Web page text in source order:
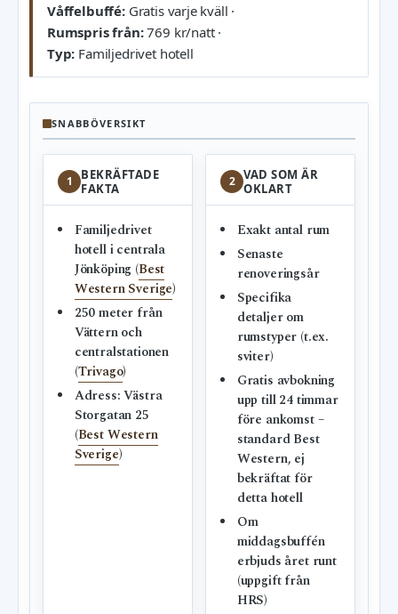
Våffelbuffé:Gratis varje kväll ·
Rumspris från:769 kr/natt ·
Typ: Familjedrivet hotell
SNABBÖVERSIKT
1
BEKRÄFTADE
FAKTA
Familjedrivet
hotell i centrala
Jönköping (Best
Western Sverige)
250 meter från
Vättern och
centralstationen
(Trivago)
Adress: Västra
Storgatan 25
(Best Western
Sverige)
2 VAD SOM ÄR
OKLART
Exakt antal rum
Senaste
renoveringsår
Specifika
detaljer om
rumstyper (t.ex.
sviter)
Gratis avbokning
upp till 24 timmar
före ankomst –
standard Best
Western, ej
bekräftat för
detta hotell
Om
middagsbuffén
erbjuds året runt
(uppgift från
HRS)